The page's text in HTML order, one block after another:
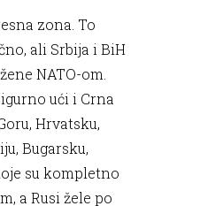
zona. To
ali Srbija i BiH
NATO-om.
ući i Crna
Hrvatsku,
Bugarsku,
su kompletno
a Rusi žele po